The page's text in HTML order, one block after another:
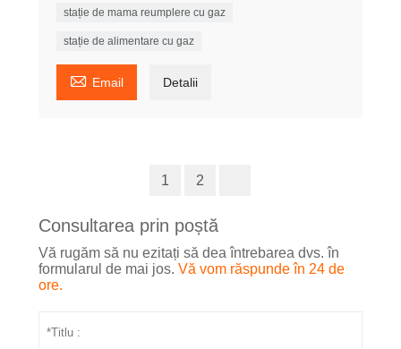
stație de mama reumplere cu gaz
stație de alimentare cu gaz
 Email Detalii
1 2
Consultarea prin poștă
Vă rugăm să nu ezitați să dea întrebarea dvs. în
formularul de mai jos. Vă vom răspunde în 24 de
ore.